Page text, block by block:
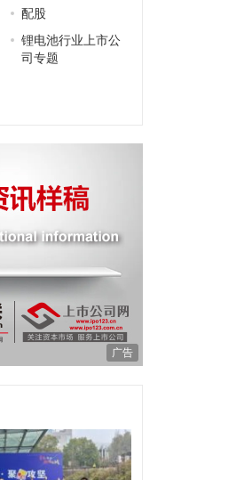
配股
锂电池行业上市公
司专题
广告